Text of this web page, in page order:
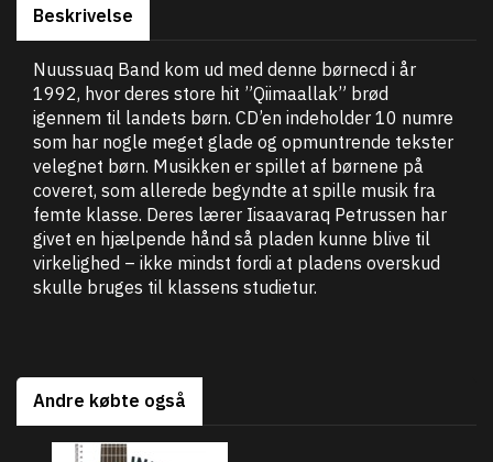
Beskrivelse
Nuussuaq Band kom ud med denne børnecd i år
1992, hvor deres store hit ”Qiimaallak” brød
igennem til landets børn. CD’en indeholder 10 numre
som har nogle meget glade og opmuntrende tekster
velegnet børn. Musikken er spillet af børnene på
coveret, som allerede begyndte at spille musik fra
femte klasse. Deres lærer Iisaavaraq Petrussen har
givet en hjælpende hånd så pladen kunne blive til
virkelighed – ikke mindst fordi at pladens overskud
skulle bruges til klassens studietur.
Andre købte også